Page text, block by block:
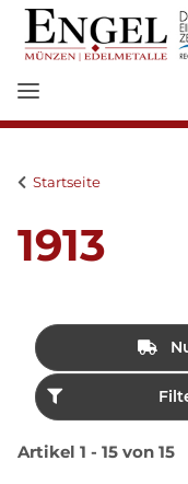
Startseite
1913
Artikel 1 - 15 von 15